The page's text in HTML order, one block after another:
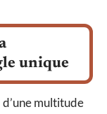
unique
multitude